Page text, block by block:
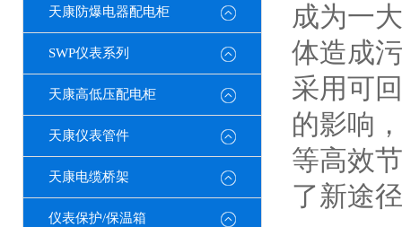
天康防爆电器配电柜
SWP仪表系列
天康高低压配电柜
天康仪表管件
天康电缆桥架
仪表保护/保温箱
成为一
体造成
采用可
的影响
等高效
了新途